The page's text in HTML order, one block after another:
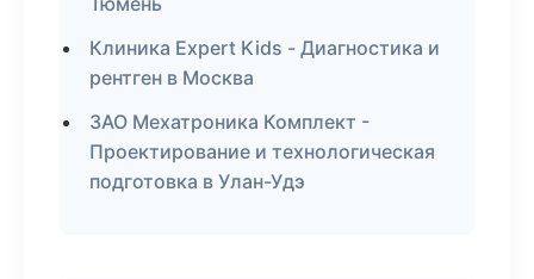
Клиника Expert Kids - Диагностика и
рентген в Москва
ЗАО Мехатроника Комплект -
Проектирование и технологическая
подготовка в Улан-Удэ